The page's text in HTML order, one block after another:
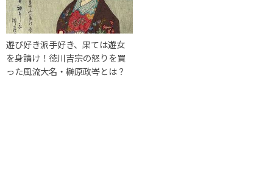
遊び好き派手好き、果ては遊女
を身請け！徳川吉宗の怒りを買
った風流大名・榊原政岑とは？